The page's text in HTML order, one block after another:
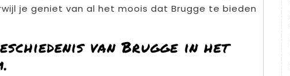
je geniet van al het moois dat Brugge te bieden
van Brugge in het